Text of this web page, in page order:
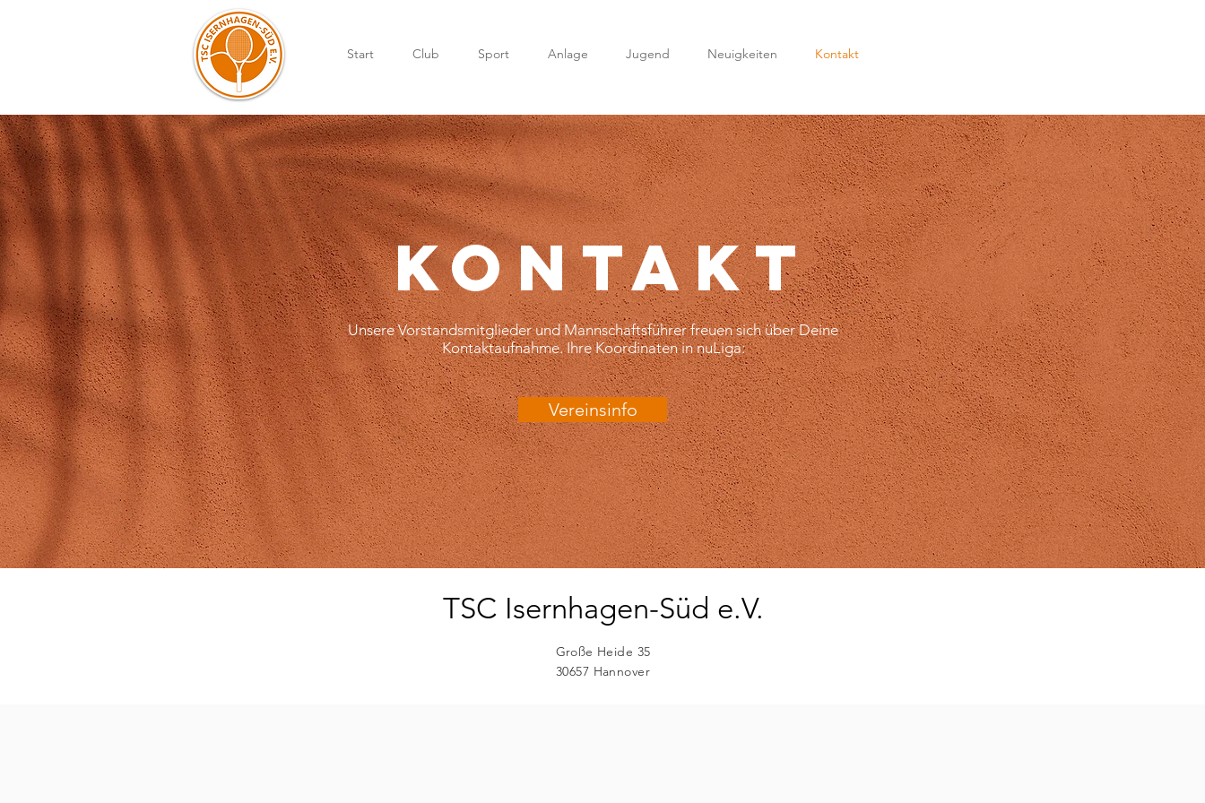
Start Club Sport Anlage Jugend Neuigkeiten Kontakt
KONTAKT
Unsere Vorstandsmitglieder und Mannschaftsführer freuen sich über Deine
Kontaktaufnahme. Ihre Koordinaten in nuLiga:
Vereinsinfo
TSC Isernhagen-Süd e.V.
Große Heide 35
30657 Hannover